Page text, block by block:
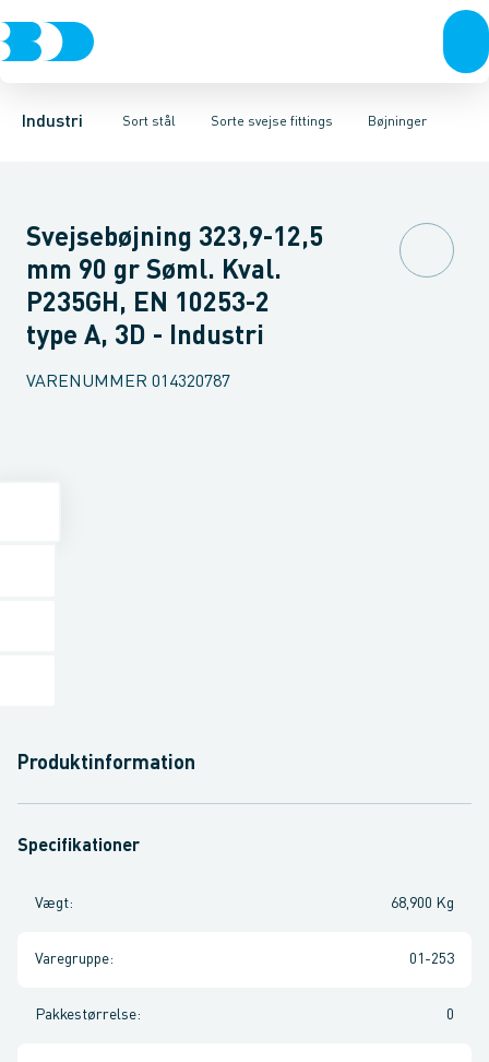
Industri Sort stål
VentilerRustfrit stål Sort stålGalvaniseret stålPlastIndustri
Sorte svejse fittings
Sorte rør Sorte gevindfittingsSorte svejse fittingsSorte
Bøjninger
Bøjninger T-stykkerExcentriske reduktioner Koncentriske
Svejsebøjning 323,9-12,5
mm 90 gr Søml. Kval.
P235GH, EN 10253-2
type A, 3D - Industri
VARENUMMER 014320787
Produktinformation
Specifikationer
Vægt: 68,900 Kg
Varegruppe: 01-253
Pakkestørrelse: 0